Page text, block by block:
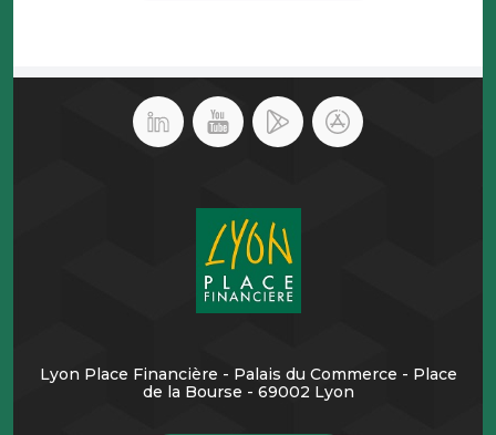
Lyon Place Financière - Palais du Commerce - Place
de la Bourse - 69002 Lyon